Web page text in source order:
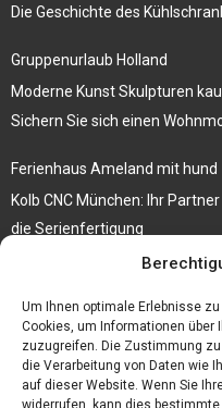
Um Ihnen optimale Erlebnisse
Cookies, um Informationen über
zuzugreifen. Die Zustimmung
die Verarbeitung von Daten wie
auf dieser Website. Wenn Sie
widerrufen, kann dies
Die Geschichte des
Gruppenurlaub Holland
Moderne Kunst Skulpturen
Sichern Sie sich einen
Ferienhaus Ameland mit hund
Kolb CNC München: Ihr
die Serienfertigung
Der beste höhenverstellbare
Branchenbuch Krefeld